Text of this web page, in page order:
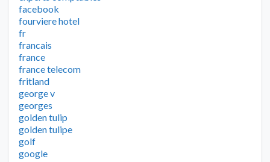
facebook
fourviere hotel
fr
francais
france
france telecom
fritland
george v
georges
golden tulip
golden tulipe
golf
google